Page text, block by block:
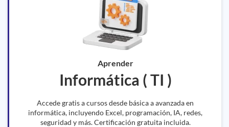
Aprender
Informática ( TI )
Accede gratis a cursos desde básica a avanzada en
informática, incluyendo Excel, programación, IA, redes,
seguridad y más. Certificación gratuita incluida.